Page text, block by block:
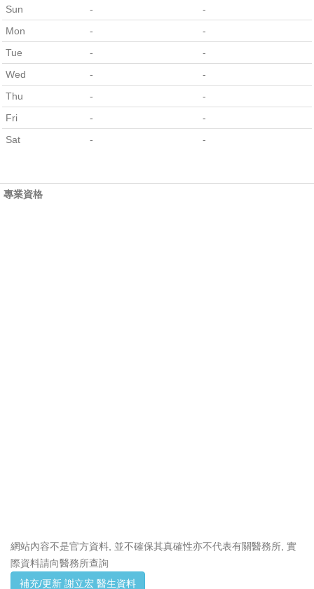
Sun
-
-
Mon
-
-
Tue
-
-
Wed
-
-
Thu
-
-
Fri
-
-
Sat
- -
專業資格
網站內容不是官方資料, 並不確保其真確性亦不代表有關醫務所, 實
際資料請向醫務所查詢
補充/更新 謝立宏 醫生資料